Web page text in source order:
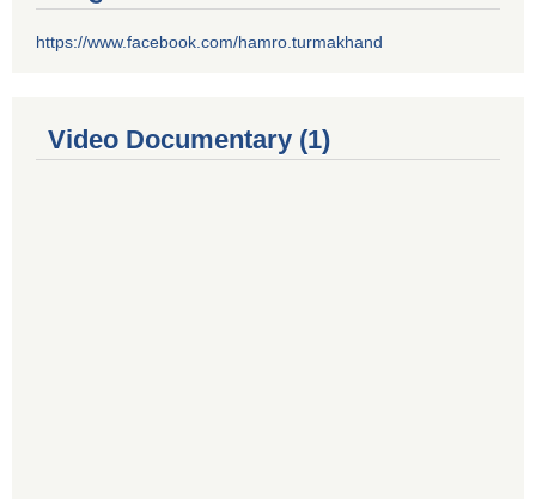
https://www.facebook.com/hamro.turmakhand
Video Documentary (1)